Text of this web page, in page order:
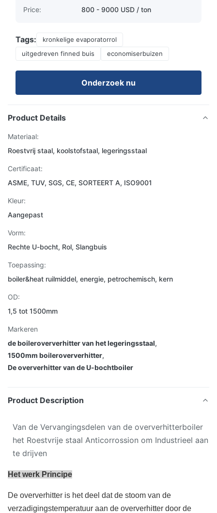
Price:
800 - 9000 USD / ton
Tags:
kronkelige evaporatorrol
uitgedreven finned buis
economiserbuizen
Onderzoek nu
Product Details
Materiaal:
Roestvrij staal, koolstofstaal, legeringsstaal
Certificaat:
ASME, TUV, SGS, CE, SORTEERT A, ISO9001
Kleur:
Aangepast
Vorm:
Rechte U-bocht, Rol, Slangbuis
Toepassing:
boiler&heat ruilmiddel, energie, petrochemisch, kern
OD:
1,5 tot 1500mm
Markeren
de boileroververhitter van het legeringsstaal,
1500mm boileroververhitter,
De oververhitter van de U-bochtboiler
Product Description
Van de Vervangingsdelen van de oververhitterboiler
het Roestvrije staal Anticorrossion om Industrieel aan
te drijven
Het werk Principe
De oververhitter is het deel dat de stoom van de
verzadigingstemperatuur aan de oververhitter door de